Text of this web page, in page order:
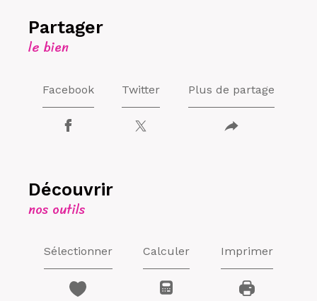
partager
le bien
Facebook Twitter Plus de partage
découvrir
nos outils
Sélectionner Calculer Imprimer